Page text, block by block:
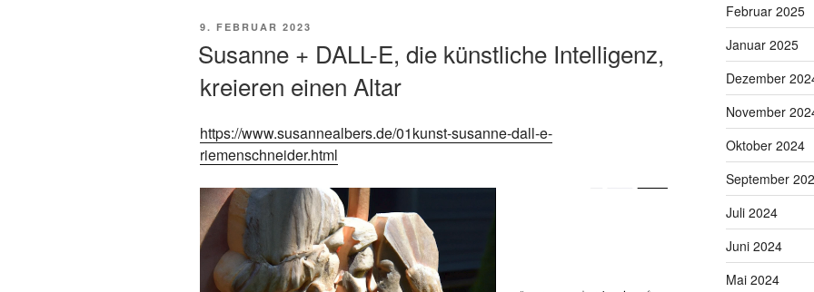
POSTED
9. FEBRUAR 2023
Susanne + DALL-E, die künstliche Intelligenz,
kreieren einen Altar
https://www.susannealbers.de/01kunst-susanne-dall-e-
riemenschneider.html
Februar 2025
Januar 2025
Dezember
November
Oktober 2024
September
Juli 2024
Juni 2024
Mai 2024